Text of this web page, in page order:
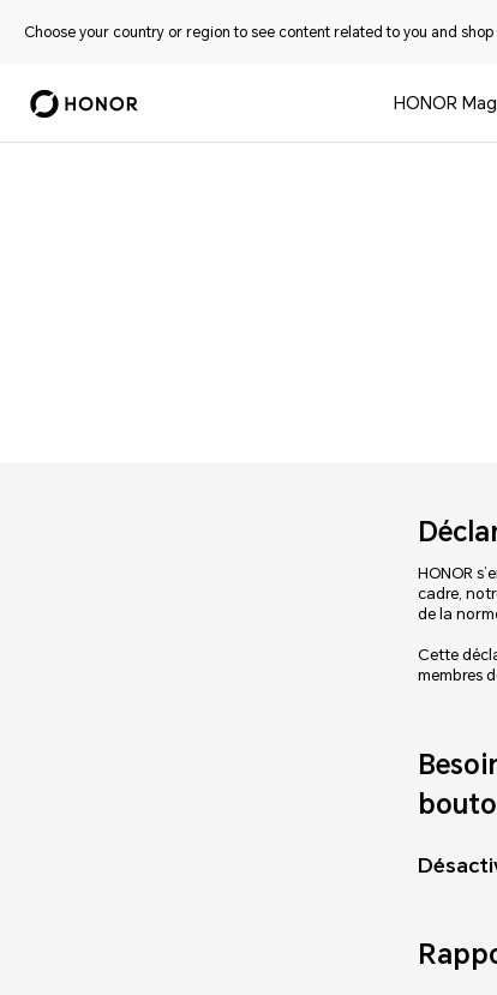
Choose your country or region to see content related to you and shop
HONOR
HONOR
cadre,
de la
Cette
membres